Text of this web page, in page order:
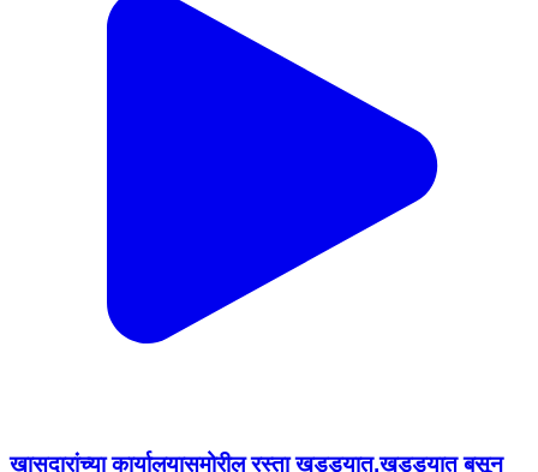
खासदारांच्या कार्यालयासमोरील रस्ता खड्ड्यात,खड्ड्यात बसून